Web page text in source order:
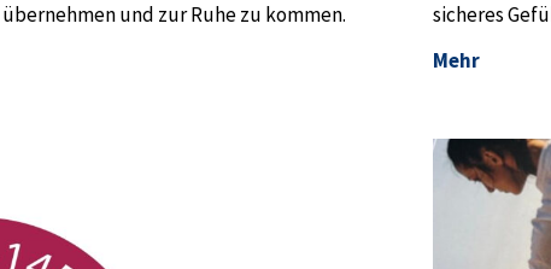
und zur Ruhe zu kommen.
sicheres
Mehr